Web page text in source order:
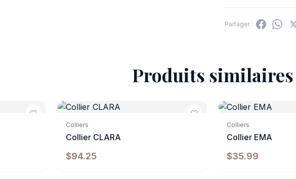
Partager :
Produits similaires
Colliers
Collier CLARA
$94.25
Colliers
Collier EMA
$35.99